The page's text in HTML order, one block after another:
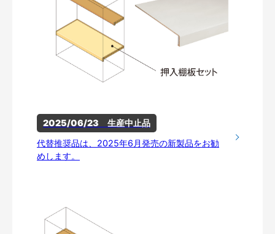
2025/06/23　生産中止品
代替推奨品は、2025年6月発売の新製品をお勧
めします。